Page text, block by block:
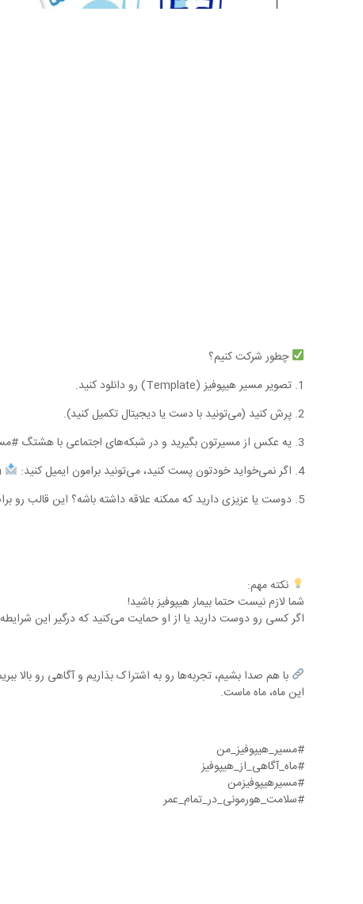
چطور شرکت کنیم؟
1. تصویر مسیر هیپوفیز (Template) رو دانلود کنید.
2. پرش کنید (می‌تونید با دست یا دیجیتال تکمیل کنید).
3. یه عکس از مسیرتون بگیرید و در شبکه‌های اجتماعی با هشتگ #مسیرهیپوفیزمن و #ماه_آگاهی_از_هیپوفیز به اشتراک بذارید. (ما رو هم تگ کنید
4. اگر نمی‌خواید خودتون پست کنید، می‌تونید برامون ایمیل کنید:
5. دوست یا عزیزی دارید که ممکنه علاقه داشته باشه؟ این قالب رو براش بفرستید
نکته مهم:
شما لازم نیست حتما بیمار هیپوفیز باشید!
اگر کسی رو دوست دارید یا از او حمایت می‌کنید که درگیر این
با هم صدا بشیم، تجربه‌ها رو به اشتراک بذاریم و آگاهی رو بالا
این ماه، ماه ماست.
#مسیر_هیپوفیز_من
#ماه_آگاهی_از_هیپوفیز
#مسیرهیپوفیزمن
#سلامت_هورمونی_در_تمام_عمر